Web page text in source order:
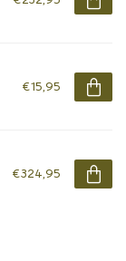
€15,95
€324,95